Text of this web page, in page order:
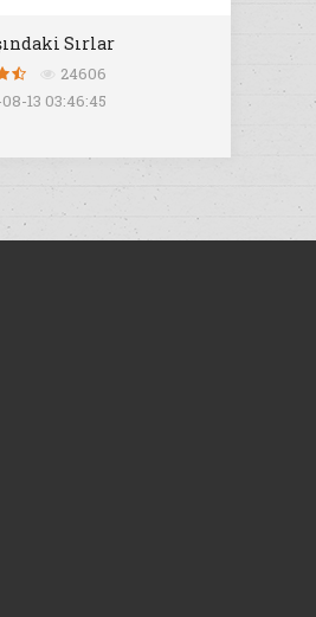
Sırlar
24606
13 03:46:45